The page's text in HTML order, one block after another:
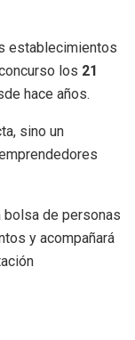
establecimientos
los 21
hace años.
sino un
bolsa de personas
y acompañará